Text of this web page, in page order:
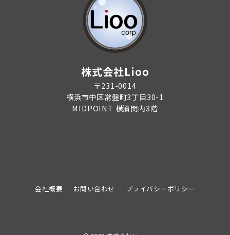
株式会社Lioo
〒231-0014
横浜市中区常盤町3丁目30-1
MIDPOINT 横濱関内3階
会社概要 お問い合わせ プライバシーポリシー